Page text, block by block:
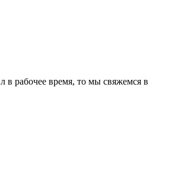
в рабочее время, то мы свяжемся в